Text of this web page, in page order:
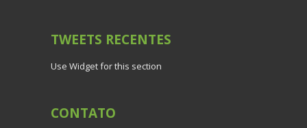
TWEETS RECENTES
Use Widget for this section
CONTATO